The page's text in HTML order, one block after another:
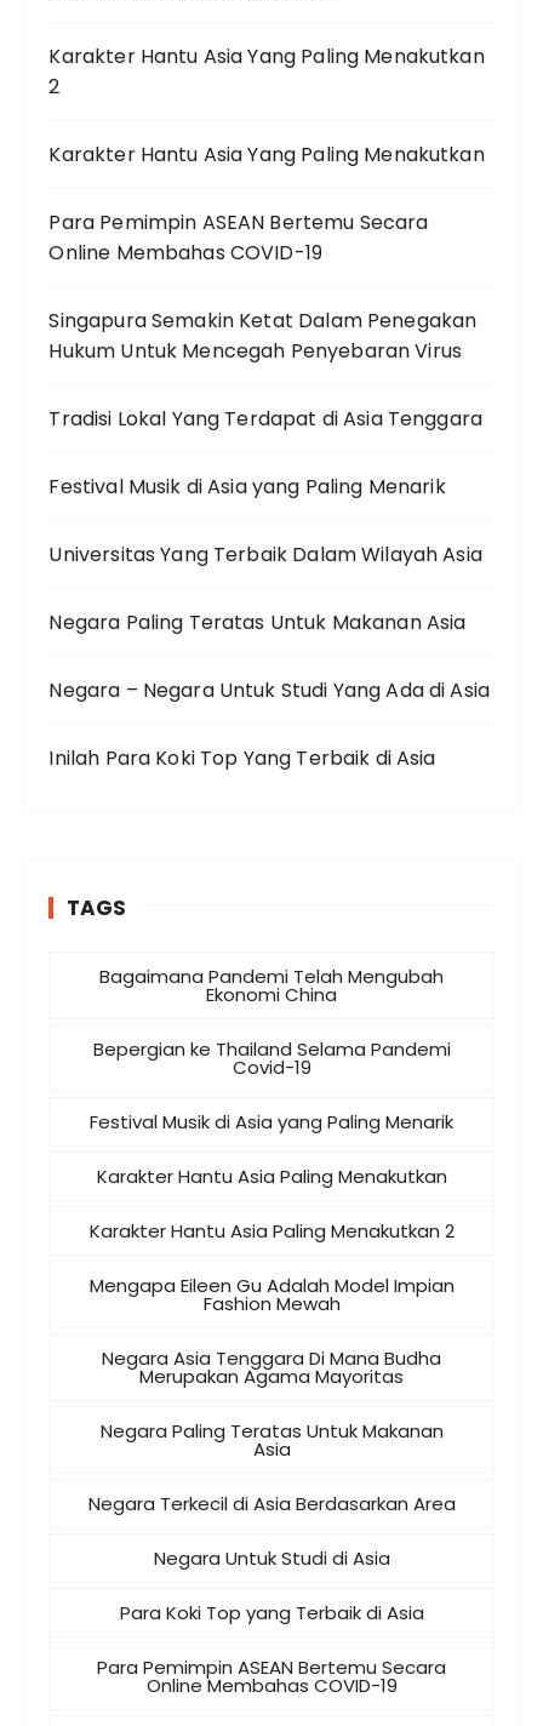
Karakter Hantu Asia Yang Paling Menakutkan
2
Karakter Hantu Asia Yang Paling Menakutkan
Para Pemimpin ASEAN Bertemu Secara
Online Membahas COVID-19
Singapura Semakin Ketat Dalam Penegakan
Hukum Untuk Mencegah Penyebaran Virus
Tradisi Lokal Yang Terdapat di Asia Tenggara
Festival Musik di Asia yang Paling Menarik
Universitas Yang Terbaik Dalam Wilayah Asia
Negara Paling Teratas Untuk Makanan Asia
Negara – Negara Untuk Studi Yang Ada di Asia
Inilah Para Koki Top Yang Terbaik di Asia
TAGS
Bagaimana Pandemi Telah Mengubah
Ekonomi China
Bepergian ke Thailand Selama Pandemi
Covid-19
Festival Musik di Asia yang Paling Menarik
Karakter Hantu Asia Paling Menakutkan
Karakter Hantu Asia Paling Menakutkan 2
Mengapa Eileen Gu Adalah Model Impian
Fashion Mewah
Negara Asia Tenggara Di Mana Budha
Merupakan Agama Mayoritas
Negara Paling Teratas Untuk Makanan
Asia
Negara Terkecil di Asia Berdasarkan Area
Negara Untuk Studi di Asia
Para Koki Top yang Terbaik di Asia
Para Pemimpin ASEAN Bertemu Secara
Online Membahas COVID-19